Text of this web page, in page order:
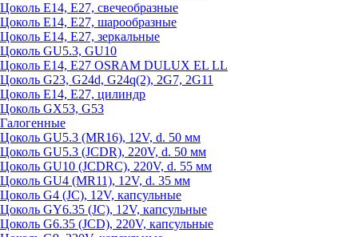
Цоколь Е14, Е27, свечеобразные
Цоколь Е14, Е27, шарообразные
Цоколь Е14, Е27, зеркальные
Цоколь GU5.3, GU10
Цоколь Е14, Е27 OSRAM DULUX EL LL
Цоколь G23, G24d, G24q(2), 2G7, 2G11
Цоколь Е14, Е27, цилиндр
Цоколь GX53, G53
Галогенные
Цоколь GU5.3 (MR16), 12V, d. 50 мм
Цоколь GU5.3 (JCDR), 220V, d. 50 мм
Цоколь GU10 (JCDRC), 220V, d. 55 мм
Цоколь GU4 (MR11), 12V, d. 35 мм
Цоколь G4 (JC), 12V, капсульные
Цоколь GY6.35 (JC), 12V, капсульные
Цоколь G6.35 (JCD), 220V, капсульные